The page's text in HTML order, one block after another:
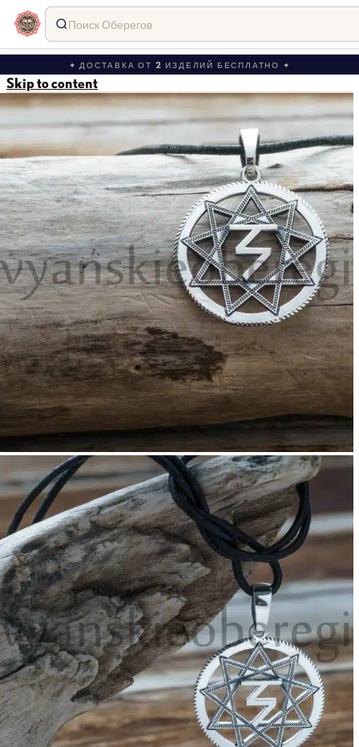
✦ ДОСТАВКА ОТ 2 ИЗДЕЛИЙ БЕСПЛАТНО ✦
Skip to content
Поиск Оберегов